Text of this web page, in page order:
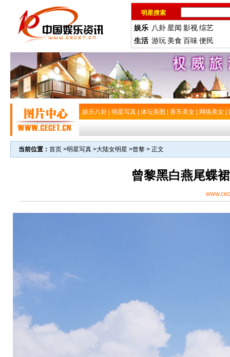
明星搜索
娱乐 八卦星闻 影视综艺
生活 游玩 美食 百味便民
娱乐八卦 明星写真 体坛美图 香车美女 网络美女
当前位置： 首页 >明星写真 >大陆女明星 >曾黎 > 正文
曾黎黑白燕尾蝶